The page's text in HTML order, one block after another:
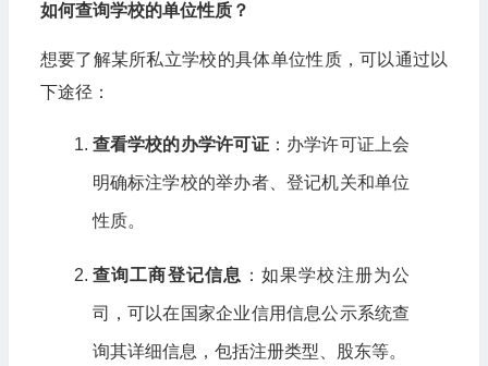
如何查询学校的单位性质？
想要了解某所私立学校的具体单位性质，可以通过以
下途径：
查看学校的办学许可证：办学许可证上会
明确标注学校的举办者、登记机关和单位
性质。
查询工商登记信息 ：如果学校注册为公
司，可以在国家企业信用信息公示系统查
询其详细信息，包括注册类型、股东等。